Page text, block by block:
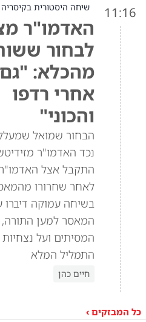
11:16 שיחה היסטורית בקיסריה
האדמו"ר
לבחור
מהכלא: "גם
אחרי רדפו
והכוני"
הבחור שמואל
נכד האדמו"ר
התקבל אצל
לאחר שחרורו
בשיחה עמוקה דיברו
המאסר למען
המסיתים ועל
התמליל המלא
חיים כהן
כל המבזקים ›